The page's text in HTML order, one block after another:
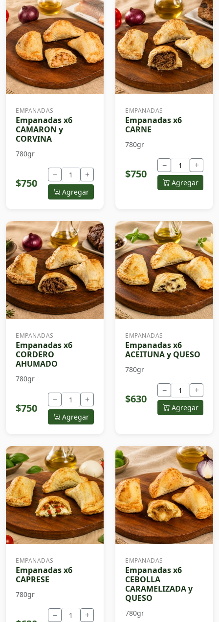
EMPANADAS
Empanadas x6
CAMARON y
CORVINA
780gr
$750
− +
Agregar
EMPANADAS
Empanadas x6
CARNE
780gr
$750
− +
Agregar
EMPANADAS
Empanadas x6
CORDERO
AHUMADO
780gr
$750
− +
Agregar
EMPANADAS
Empanadas x6
ACEITUNA y QUESO
780gr
$630
− +
Agregar
EMPANADAS
Empanadas x6
CAPRESE
780gr
− +
EMPANADAS
Empanadas x6
CEBOLLA
CARAMELIZADA y
QUESO
780gr